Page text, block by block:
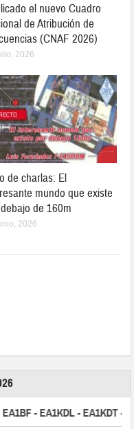
el nuevo Cuadro
de Atribución de
(CNAF 2026)
2026
de charlas: El
mundo que existe
de 160m
2026
- EA1KDL - EA1KDT -